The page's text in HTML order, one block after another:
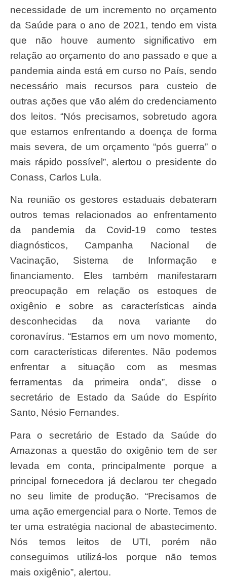
necessidade de um incremento no orçamento
da Saúde para o ano de 2021, tendo em vista
que não houve aumento significativo em
relação ao orçamento do ano passado e que a
pandemia ainda está em curso no País, sendo
necessário mais recursos para custeio de
outras ações que vão além do credenciamento
dos leitos. “Nós precisamos, sobretudo agora
que estamos enfrentando a doença de forma
mais severa, de um orçamento “pós guerra” o
mais rápido possível”, alertou o presidente do
Conass, Carlos Lula.
Na reunião os gestores estaduais debateram
outros temas relacionados ao enfrentamento
da pandemia da Covid-19 como testes
diagnósticos, Campanha Nacional de
Vacinação, Sistema de Informação e
financiamento. Eles também manifestaram
preocupação em relação os estoques de
oxigênio e sobre as características ainda
desconhecidas da nova variante do
coronavírus. “Estamos em um novo momento,
com características diferentes. Não podemos
enfrentar a situação com as mesmas
ferramentas da primeira onda”, disse o
secretário de Estado da Saúde do Espírito
Santo, Nésio Fernandes.
Para o secretário de Estado da Saúde do
Amazonas a questão do oxigênio tem de ser
levada em conta, principalmente porque a
principal fornecedora já declarou ter chegado
no seu limite de produção. “Precisamos de
uma ação emergencial para o Norte. Temos de
ter uma estratégia nacional de abastecimento.
Nós temos leitos de UTI, porém não
conseguimos utilizá-los porque não temos
mais oxigênio”, alertou.